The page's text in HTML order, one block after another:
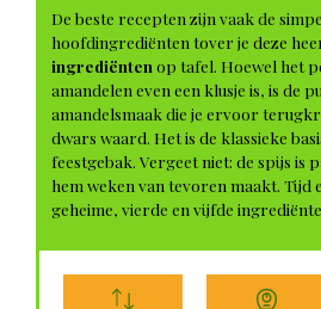
De beste recepten zijn vaak de
hoofdingrediënten tover je deze
ingrediënten op tafel. Hoewel het
amandelen even een klusje is, is de
amandelsmaak die je ervoor
dwars waard. Het is de klassieke
feestgebak. Vergeet niet: de spijs is
hem weken van tevoren maakt. Tijd
geheime, vierde en vijfde